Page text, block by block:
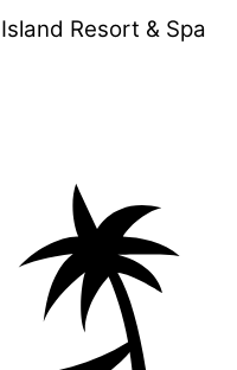
Resort & Spa